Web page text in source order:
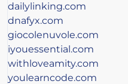
dailylinking.com
dnafyx.com
giocolenuvole.com
iyouessential.com
withloveamity.com
youlearncode.com